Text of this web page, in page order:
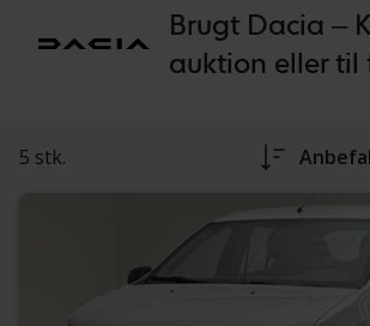
Brugt Dacia –
auktion eller til
5 stk.